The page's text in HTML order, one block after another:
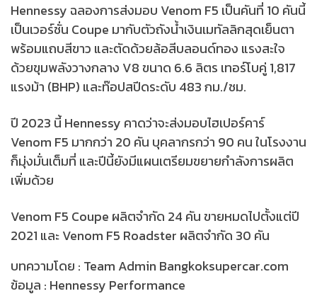
Hennessy ฉลองการส่งมอบ Venom F5 เป็นคันที่ 10 คันนี้
เป็นเวอร์ชั่น Coupe มากับตัวถังน้ำเงินเมทัลลิกสุดเย็นตา
พร้อมแถบสีขาว และตัดด้วยล้อสีบลอนด์ทอง แรงสะใจ
ด้วยขุมพลังวางกลาง V8 ขนาด 6.6 ลิตร เทอร์โบคู่ 1,817
แรงม้า (BHP) และท๊อปสปีดระดับ 483 กม./ชม.
ปี 2023 นี้ Hennessy คาดว่าจะส่งมอบไฮเปอร์คาร์
Venom F5 มากกว่า 20 คัน บุคลากรกว่า 90 คน ในโรงงาน
ก็มุ่งมั่นเต็มที่ และปีนี้ยังมีแผนเตรียมขยายกำลังการผลิต
เพิ่มด้วย
Venom F5 Coupe ผลิตจำกัด 24 คัน ขายหมดไปตั้งแต่ปี
2021 และ Venom F5 Roadster ผลิตจำกัด 30 คัน
บทความโดย : Team Admin Bangkoksupercar.com
ข้อมูล : Hennessy Performance